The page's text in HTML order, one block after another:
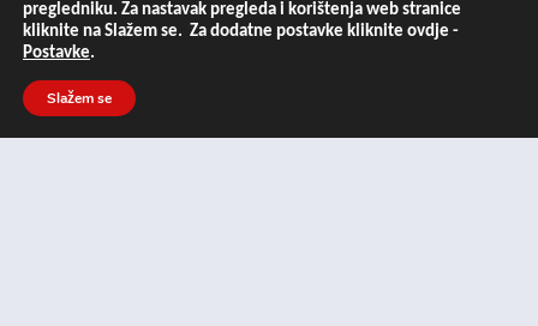
koja je regenerišu. Umanjuje masti. Jedna od prvih faza
oštećenja jetre je masna jetra, ona uvijek mora da prođe kroz
masnu jetru. Surutka čisti jetru od tih supstanci koje se
nagomilavaju u ćelijama, zbog kojih ona propada“.
Surutka od kozjeg ili ovčijeg mlijeka ima specifičan miris, ali
profesor kaže da je zdravija od kravlje.
pregledniku. Za nastavak pregleda i korištenja web stranice
kliknite na Slažem se. Za dodatne postavke kliknite ovdje -
Postavke.
Slažem se